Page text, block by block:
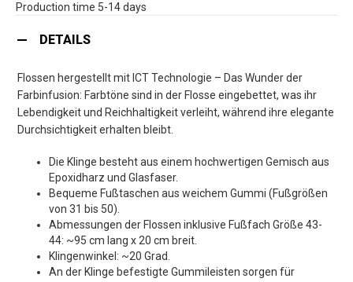
Production time 5-14 days
DETAILS
Flossen hergestellt mit ICT Technologie – Das Wunder der
Farbinfusion: Farbtöne sind in der Flosse eingebettet, was ihr
Lebendigkeit und Reichhaltigkeit verleiht, während ihre elegante
Durchsichtigkeit erhalten bleibt.
Die Klinge besteht aus einem hochwertigen Gemisch aus
Epoxidharz und Glasfaser.
Bequeme Fußtaschen aus weichem Gummi (Fußgrößen
von 31 bis 50).
Abmessungen der Flossen inklusive Fußfach Größe 43-
44: ~95 cm lang x 20 cm breit.
Klingenwinkel: ~20 Grad.
An der Klinge befestigte Gummileisten sorgen für